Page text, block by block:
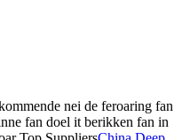
nei de feroaring fan
fan doel it berikken fan in